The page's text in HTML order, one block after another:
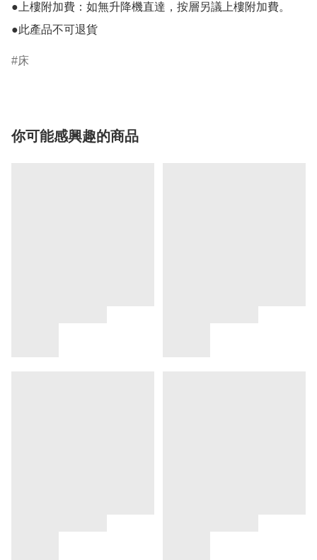
●上樓附加費：如無升降機直達，按層另議上樓附加費。
床
你可能感興趣的商品